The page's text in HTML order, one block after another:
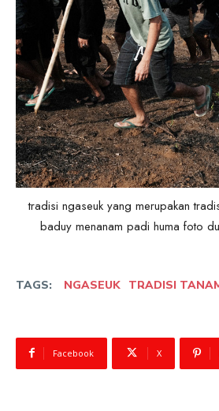
tradisi ngaseuk yang merupakan
baduy menanam padi huma foto
TAGS: NGASEUK TRADISI
Facebook X